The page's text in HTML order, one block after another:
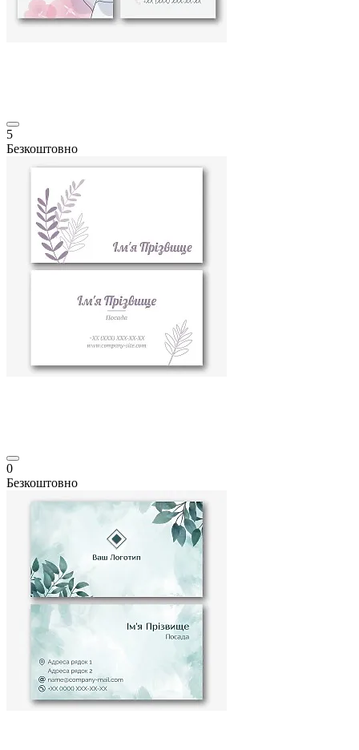
5
Безкоштовно
0
Безкоштовно